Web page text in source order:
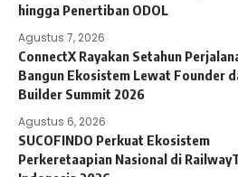
hingga Penertiban ODOL
Agustus 7, 2026
ConnectX Rayakan Setahun
Bangun Ekosistem Lewat Founder
Builder Summit 2026
Agustus 6, 2026
SUCOFINDO Perkuat Ekosistem
Perkeretaapian Nasional di